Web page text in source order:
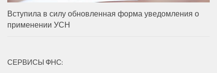
Вступила в силу обновленная форма уведомления о
применении УСН
СЕРВИСЫ ФНС: